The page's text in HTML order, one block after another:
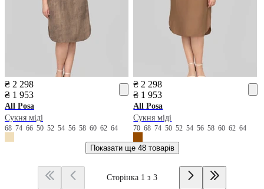
₴ 2 298
₴ 1 953
All Posa
Сукня міді
68 74 66 50 52 54 56 58 60 62 64
₴ 2 298
₴ 1 953
All Posa
Сукня міді
7068745052545658606264
Показати ще 48 товарів
Сторінка 1 з 3